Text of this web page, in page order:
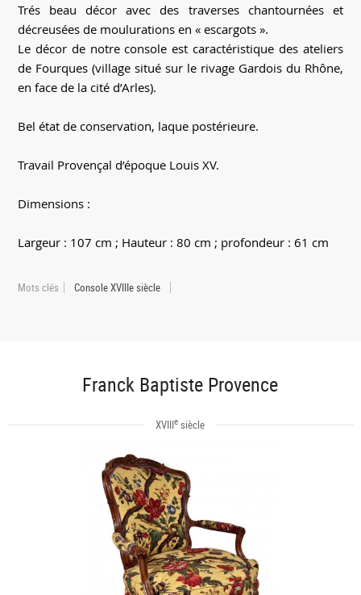
Trés beau décor avec des traverses chantournées et
décreusées de moulurations en « escargots ».
Le décor de notre console est caractéristique des ateliers
de Fourques (village situé sur le rivage Gardois du Rhône,
en face de la cité d’Arles).
Bel état de conservation, laque postérieure.
Travail Provençal d’époque Louis XV.
Dimensions :
Largeur : 107 cm ; Hauteur : 80 cm ; profondeur : 61 cm
Mots clés Console XVIIIe siècle
Franck Baptiste Provence
XVIIIe siècle